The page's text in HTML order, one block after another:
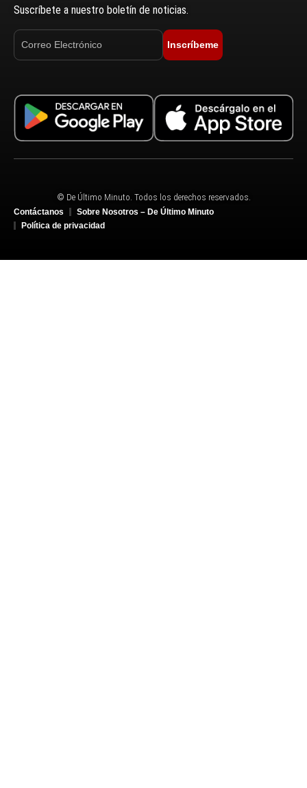
Suscríbete a nuestro boletín de noticias.
Inscríbeme
© De Último Minuto. Todos los derechos reservados.
Contáctanos
Sobre Nosotros – De Último Minuto
Política de privacidad